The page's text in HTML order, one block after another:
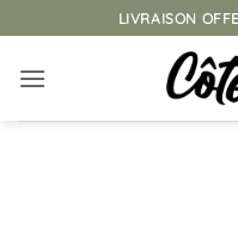
au
contenu
LIVRAISON